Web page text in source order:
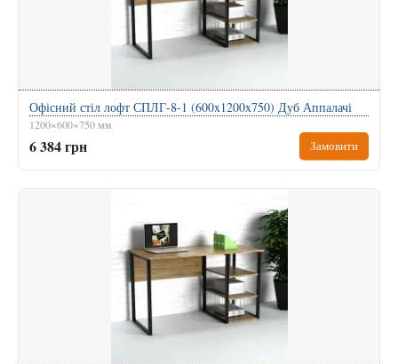
Офісний стіл лофт СПЛГ-8-1 (600x1200x750) Дуб Аппалачі
1200×600×750 мм
6 384 грн Замовити